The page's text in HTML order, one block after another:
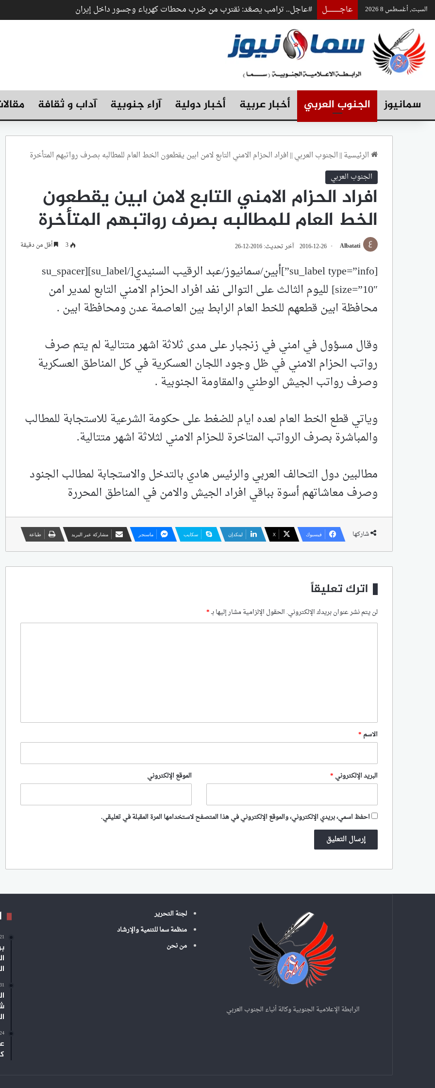
السبت, أغسطس 8 2026 عاجـــــــــــــل #عاجل.. ترامب يصعّد: نقترب من ضرب محطات كهرباء وجسور داخل إيران
سمانيوز الجنوب العربي أخبار عربية أخبار دولية آراء جنوبية آداب و ثقافة
الرئيسية||الجنوب العربي||افراد الحزام الامني التابع لامن ابين يقطعون الخط العام للمطالبه بصرف رواتبهم المتأخرة
الجنوب العربي
افراد الحزام الامني التابع لامن ابين يقطعون
الخط العام للمطالبه بصرف رواتبهم المتأخرة
Albatati
2016-12-26 آخر تحديث: 2016-12-26 3 أقل من دقيقة
[su_label type=”info”]أبين/سمانيوز/عبد الرقيب السنيدي[/su_label][su_spacer
size=”10″] لليوم الثالث على التوالى نفد افراد الحزام الامني التابع لمدير امن
محافظة ابين قطعهم للخط العام الرابط بين العاصمة عدن ومحافظة ابين .
وقال مسؤول في امني في زنجبار على مدى ثلاثة اشهر متتالية لم يتم صرف
رواتب الحزام الامني في ظل وجود اللجان العسكرية في كل المناطق العسكرية
وصرف رواتب الجيش الوطني والمقاومة الجنوبية .
وياتي قطع الخط العام لعده ايام للضغط على حكومة الشرعية للاستجابة للمطالب
والمباشرة بصرف الرواتب المتاخرة للحزام الامني لثلاثة اشهر متتالية.
مطالبين دول التحالف العربي والرئيس هادي بالتدخل والاستجابة لمطالب الجنود
وصرف معاشاتهم أسوة بباقي افراد الجيش والامن في المناطق المحررة
شاركها فيسبوك ‫X لينكدإن سكايب ماسنجر مشاركة عبر البريد طباعة
اترك تعليقاً
لن يتم نشر عنوان بريدك الإلكتروني. الحقول الإلزامية مشار إليها بـ*
*
الاسم *
البريد الإلكتروني * الموقع الإلكتروني
احفظ اسمي، بريدي الإلكتروني، والموقع الإلكتروني في هذا المتصفح لاستخدامها المرة المقبلة في تعليقي.
الرابطة الإعلامية الجنوبية وكالة أنباء الجنوب العربي
لجنة التحرير
منظمة سما للتنمية والإرشاد
من نحن